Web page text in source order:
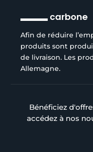
carbone
Afin de réduire
produits sont
de livraison. Les
Allemagne.
Bénéficiez
accédez à nos